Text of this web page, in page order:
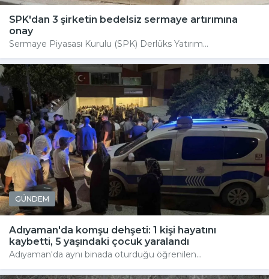
SPK'dan 3 şirketin bedelsiz sermaye artırımına
onay
Sermaye Piyasası Kurulu (SPK) Derlüks Yatırım...
GÜNDEM
Adıyaman'da komşu dehşeti: 1 kişi hayatını
kaybetti, 5 yaşındaki çocuk yaralandı
Adıyaman'da aynı binada oturduğu öğrenilen...